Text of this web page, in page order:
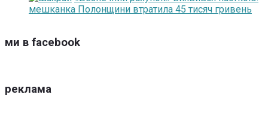
мешканка Полонщини втратила 45 тисяч гривень
ми в facebook
реклама